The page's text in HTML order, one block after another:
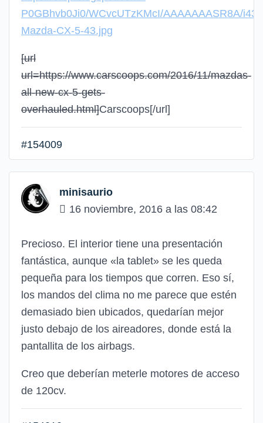
P0GBhvb0Ji0/WCvcUTzKMcI/AAAAAAASR8A/
Mazda-CX-5-43.jpg
[url
url=https://www.carscoops.com/2016/11/mazdas-
all-new-cx-5-gets-
overhauled.html]Carscoops[/url]
#154009
minisaurio
16 noviembre, 2016 a las 08:42
Precioso. El interior tiene una presentación
fantástica, aunque «la tablet» se les queda
pequeña para los tiempos que corren. Eso sí,
los mandos del clima no me parece que estén
demasiado bien ubicados, quedarían mejor
justo debajo de los aireadores, donde está la
pantallita de los airbags.
Creo que deberían meterle motores de acceso
de 120cv.